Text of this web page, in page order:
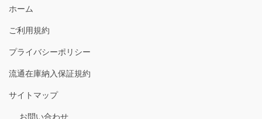
ホーム
ご利用規約
プライバシーポリシー
流通在庫納入保証規約
サイトマップ
お問い合わせ